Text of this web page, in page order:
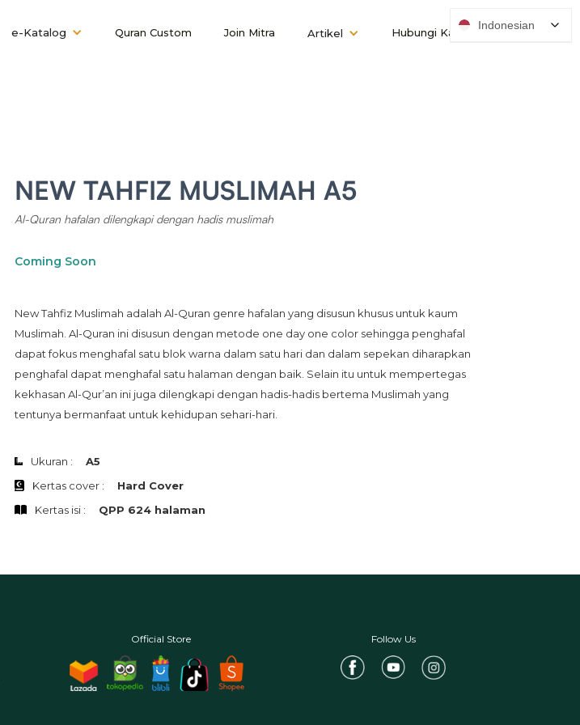
e-Katalog Quran Custom Join Mitra Artikel Hubungi Kami
NEW TAHFIZ MUSLIMAH A5
Al-Quran hafalan dilengkapi dengan hadis muslimah
Coming Soon
New Tahfiz Muslimah adalah Al-Quran genre hafalan yang disusun khusus untuk kaum
Muslimah. Al-Quran ini disusun dengan metode one day one color sehingga penghafal
dapat fokus menghafal satu blok warna dalam satu hari dan dalam sepekan diharapkan
penghafal dapat menghafal satu halaman dengan baik. Selain itu untuk mempertegas
kekhasan Al-Qur’an ini juga dilengkapi dengan hadis-hadis bertema Muslimah yang
tentunya bermanfaat untuk kehidupan sehari-hari.
Ukuran :
A5
Kertas cover :
Hard Cover
Kertas isi :
QPP 624 halaman
Official Store Follow Us
Indonesian